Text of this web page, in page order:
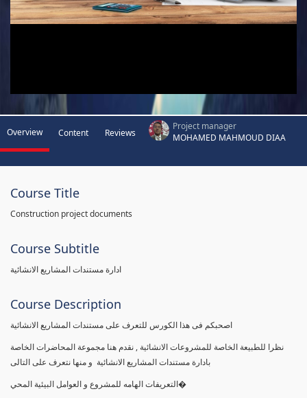
Overview Content Reviews
Project manager
MOHAMED MAHMOUD DIAA
Course Title
Construction project documents
Course Subtitle
ادارة مستندات المشاريع الانشائية
Course Description
نظرا للطبيعة الخاصة للمشروعات الانشائية , نقدم هنا مجموعة المحاضرات الخاصة
التعريفات الهامه للمشروع و العوامل البيئية المحي�